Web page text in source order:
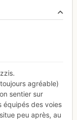
agréable)
sentier sur
équipés des voies
peu après, au